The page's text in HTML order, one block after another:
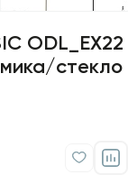
ODL_EX22
стекло